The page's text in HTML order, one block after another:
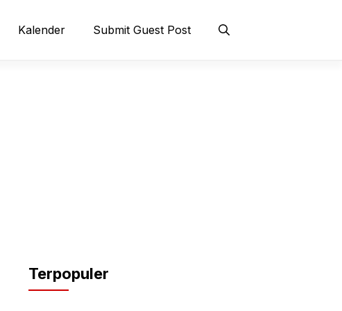
Kalender Submit Guest Post
Terpopuler